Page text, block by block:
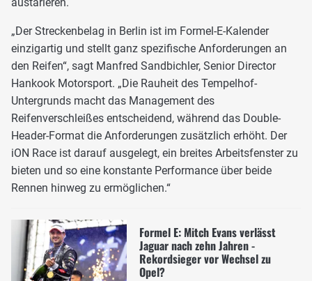
austarieren.
„Der Streckenbelag in Berlin ist im Formel-E-Kalender
einzigartig und stellt ganz spezifische Anforderungen an
den Reifen“, sagt Manfred Sandbichler, Senior Director
Hankook Motorsport. „Die Rauheit des Tempelhof-
Untergrunds macht das Management des
Reifenverschleißes entscheidend, während das Double-
Header-Format die Anforderungen zusätzlich erhöht. Der
iON Race ist darauf ausgelegt, ein breites Arbeitsfenster zu
bieten und so eine konstante Performance über beide
Rennen hinweg zu ermöglichen.“
Formel E: Mitch Evans verlässt
Jaguar nach zehn Jahren -
Rekordsieger vor Wechsel zu
Opel?